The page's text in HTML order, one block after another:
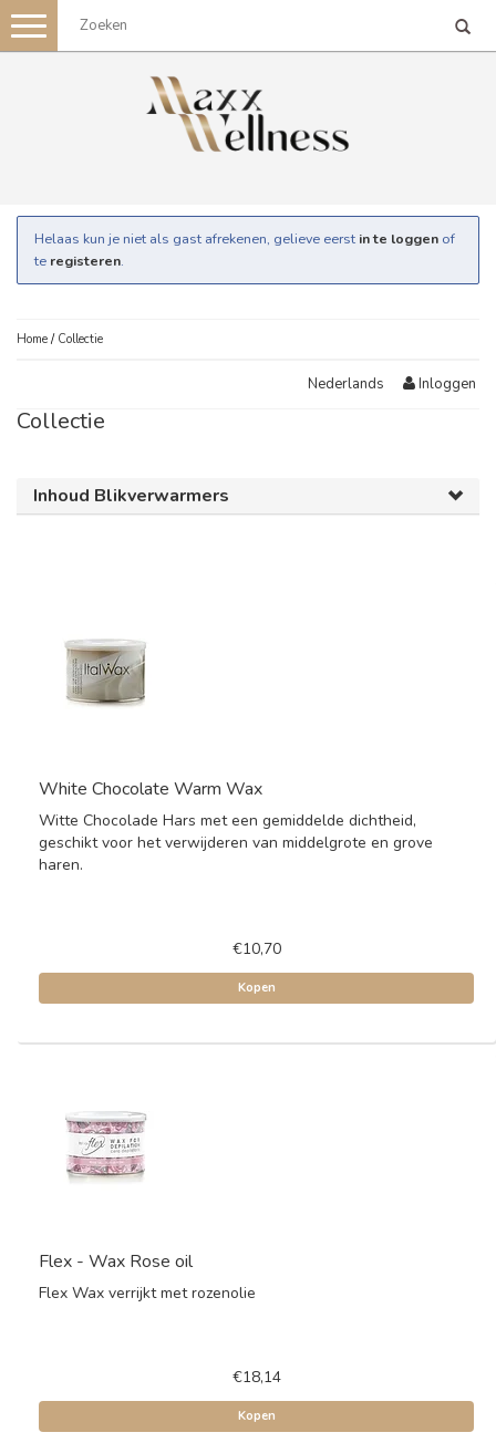
Toggle
navigation
Helaas kun je niet als gast afrekenen, gelieve eerst in te loggen of
te registeren.
Home / Collectie
Nederlands Inloggen
Collectie
Inhoud Blikverwarmers
White Chocolate Warm Wax
Witte Chocolade Hars met een gemiddelde dichtheid,
geschikt voor het verwijderen van middelgrote en grove
haren.
€10,70
Kopen
Flex - Wax Rose oil
Flex Wax verrijkt met rozenolie
€18,14
Kopen